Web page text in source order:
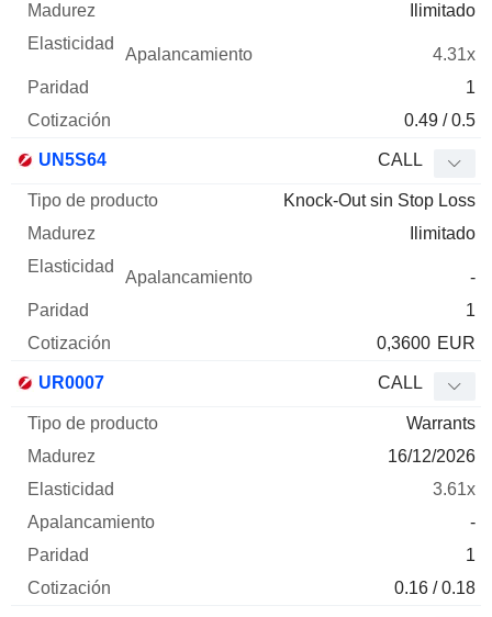
Ilimitado
4.31x
1
0.49 / 0.5
UN5S64 CALL
Knock-Out sin Stop Loss
Ilimitado
-
1
0,3600 EUR
UR0007 CALL
Warrants
16/12/2026
3.61x
-
1
0.16 / 0.18